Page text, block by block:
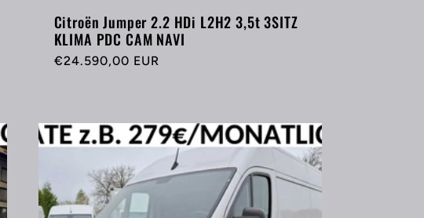
Citroën Jumper 2.2 HDi L2H2 3,5t 3SITZ
KLIMA PDC CAM NAVI
Normaler
€24.590,00 EUR